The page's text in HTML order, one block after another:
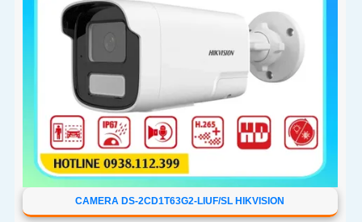
CAMERA DS-2CD1T63G2-LIUF/SL HIKVISION